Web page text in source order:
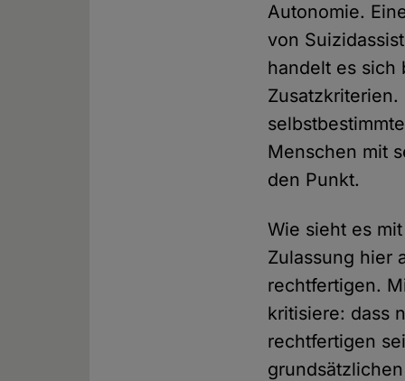
Autonomie.
von
handelt es sich
Menschen mit
den Punkt.
Wie sieht es
Zulassung hier
rechtfertigen.
kritisiere: dass
rechtfertigen